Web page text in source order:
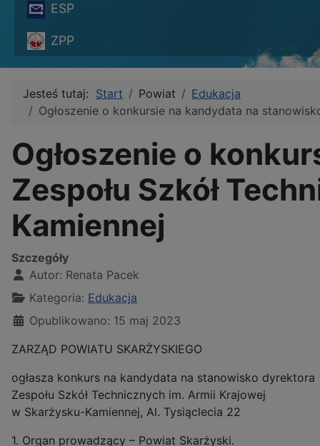
ESP
ZPP
Jesteś tutaj: Start Powiat
Edukacja
Ogłoszenie o konkursie na kandydata na
Ogłoszenie o
Zespołu Szkół
Kamiennej
Szczegóły
Autor: Renata Pacek
Kategoria: Edukacja
Opublikowano: 15 maj 2023
ZARZĄD POWIATU SKARŻYSKIEGO
ogłasza konkurs na kandydata na stanowisko dyrektora
Zespołu Szkół Technicznych im. Armii Krajowej
w Skarżysku-Kamiennej, Al. Tysiąclecia 22
1. Organ prowadzący – Powiat Skarżyski.